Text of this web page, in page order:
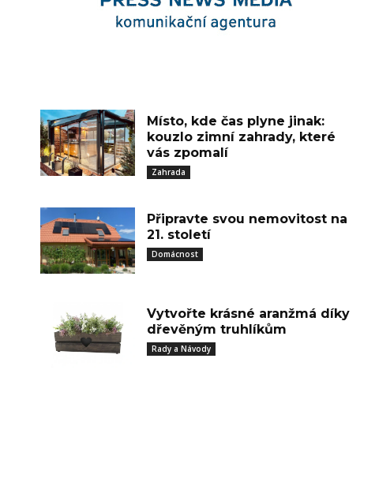
Místo, kde čas plyne jinak:
kouzlo zimní zahrady, které
vás zpomalí
Zahrada
Připravte svou nemovitost na
21. století
Domácnost
Vytvořte krásné aranžmá díky
dřevěným truhlíkům
Rady a Návody